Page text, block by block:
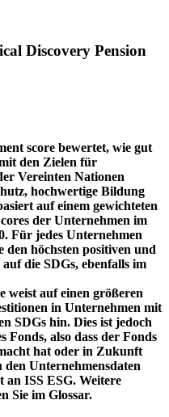
Discovery Pension
score bewertet, wie gut
den Zielen für
Vereinten Nationen
hochwertige Bildung
auf einem gewichteten
der Unternehmen im
Für jedes Unternehmen
den höchsten positiven und
die SDGs, ebenfalls im
weist auf einen größeren
in Unternehmen mit
SDGs hin. Dies ist jedoch
also dass der Fonds
hat oder in Zukunft
Unternehmensdaten
an ISS ESG. Weitere
Sie im Glossar.